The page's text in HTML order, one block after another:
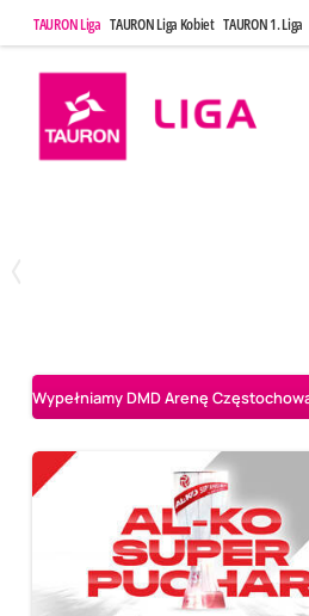
TAURON Liga TAURON Liga Kobiet TAURON 1. Liga
Wypełniamy DMD Arenę